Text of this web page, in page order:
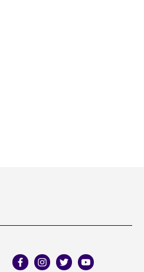
facebookinstagram
twitteryoutube